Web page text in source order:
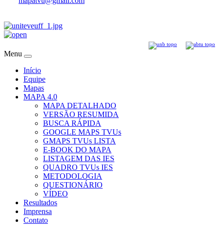
Menu
Início
Equipe
Mapas
MAPA 4.0
MAPA DETALHADO
VERSÃO RESUMIDA
BUSCA RÁPIDA
GOOGLE MAPS TVUs
GMAPS TVUs LISTA
E-BOOK DO MAPA
LISTAGEM DAS IES
QUADRO TVUs IES
METODOLOGIA
QUESTIONÁRIO
VÍDEO
Resultados
Imprensa
Contato